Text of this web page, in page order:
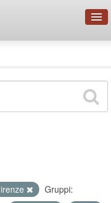
Organizzazioni
Gruppi: